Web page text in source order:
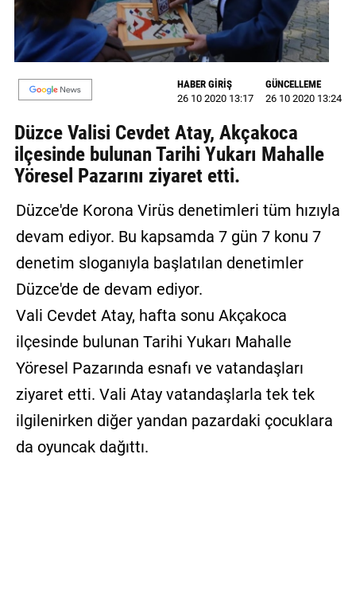
GALERİ
VİDEO
YAZARLAR
BİZE
ULAŞIN
Künye
İletişim
Gizlilik
Sözleşmesi
Kullanıcı
Sözleşmesi
HABER GİRİŞ
26 10 2020 13:17
GÜNCELLEME
26 10 2020 13:24
Düzce Valisi Cevdet Atay, Akçakoca
ilçesinde bulunan Tarihi Yukarı Mahalle
Yöresel Pazarını ziyaret etti.
Düzce'de Korona Virüs denetimleri tüm hızıyla
devam ediyor. Bu kapsamda 7 gün 7 konu 7
denetim sloganıyla başlatılan denetimler
Düzce'de de devam ediyor.
Vali Cevdet Atay, hafta sonu Akçakoca
ilçesinde bulunan Tarihi Yukarı Mahalle
Yöresel Pazarında esnafı ve vatandaşları
ziyaret etti. Vali Atay vatandaşlarla tek tek
ilgilenirken diğer yandan pazardaki çocuklara
da oyuncak dağıttı.